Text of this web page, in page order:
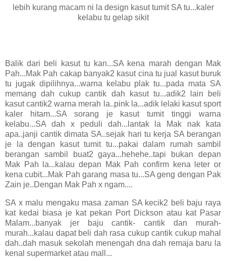
lebih kurang macam ni la design kasut tumit SA tu...kaler
kelabu tu gelap sikit
Balik dari beli kasut tu kan...SA kena marah dengan Mak
Pah...Mak Pah cakap banyak2 kasut cina tu jual kasut buruk
tu jugak dipilihnya...warna kelabu plak tu...pada mata SA
memang dah cukup cantik dah kasut tu...adik2 lain beli
kasut cantik2 warna merah la..pink la...adik lelaki kasut sport
kaler hitam...SA sorang je kasut tumit tinggi warna
kelabu...SA dah x peduli dah...lantak la Mak nak kata
apa..janji cantik dimata SA..sejak hari tu kerja SA berangan
je la dengan kasut tumit tu...pakai dalam rumah sambil
berangan sambil buat2 gaya...hehehe..tapi bukan depan
Mak Pah la...kalau depan Mak Pah confirm kena leter or
kena cubit...Mak Pah garang masa tu...SA geng dengan Pak
Zain je..Dengan Mak Pah x ngam....
SA x malu mengaku masa zaman SA kecik2 beli baju raya
kat kedai biasa je kat pekan Port Dickson atau kat Pasar
Malam...banyak jer baju cantik- cantik dan murah-
murah...kalau dapat beli dah rasa cukup cantik cukup mahal
dah..dah masuk sekolah menengah dna dah remaja baru la
kenal supermarket atau mall...